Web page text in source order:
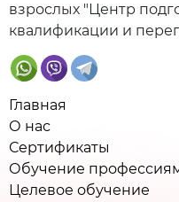
взрослых "Центр
квалификации и
Главная
О нас
Сертификаты
Обучение
Целевое обучение